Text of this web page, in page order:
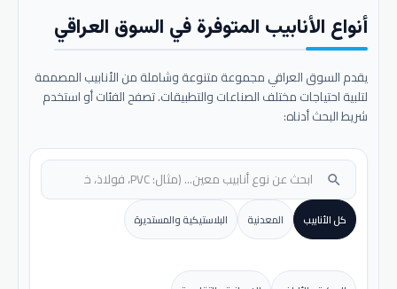
أنواع الأنابيب المتوفرة في السوق العراقي
يقدم السوق العراقي مجموعة متنوعة وشاملة من الأنابيب المصممة
لتلبية احتياجات مختلف الصناعات والتطبيقات. تصفح الفئات أو استخدم
شريط البحث أدناه:
search
كل الأنابيب المعدنية البلاستيكية والمستديرة